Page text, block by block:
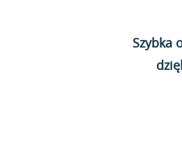
Szybka